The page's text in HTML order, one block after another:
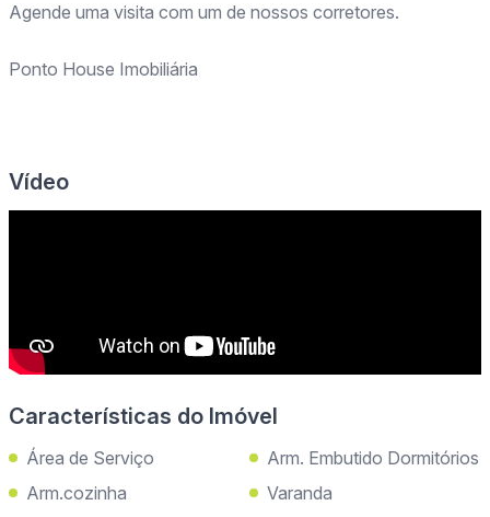
Agende uma visita com um de nossos corretores.
Ponto House Imobiliária
Vídeo
Características do Imóvel
Área de Serviço
Arm. Embutido Dormitórios
Arm.cozinha
Varanda